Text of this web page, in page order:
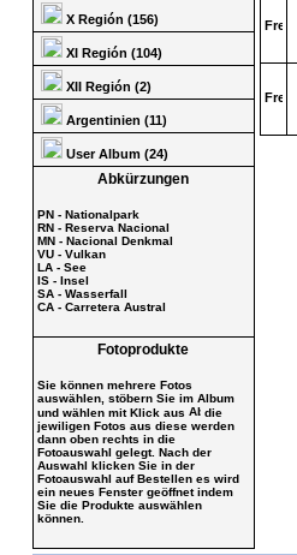
X Región (156)
XI Región (104)
XII Región (2)
Argentinien (11)
User Album (24)
Abkürzungen
PN - Nationalpark
RN - Reserva Nacional
MN - Nacional Denkmal
VU - Vulkan
LA - See
IS - Insel
SA - Wasserfall
CA - Carretera Austral
Fotoprodukte
Sie können mehrere Fotos
auswählen, stöbern Sie im Album
und wählen mit Klick aus
die
jewiligen Fotos aus diese werden
dann oben rechts in die
Fotoauswahl gelegt. Nach der
Auswahl klicken Sie in der
Fotoauswahl auf Bestellen es wird
ein neues Fenster geöffnet indem
Sie die Produkte auswählen
können.